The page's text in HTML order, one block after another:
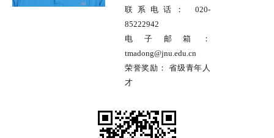
联系电话： 020-
85222942
电子邮箱：
tmadong@jnu.edu.cn
荣誉奖励：省级青年人
才